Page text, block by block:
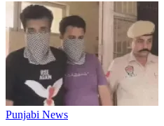
Punjabi News